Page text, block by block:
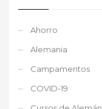
Ahorro
Alemania
Campamentos
COVID-19